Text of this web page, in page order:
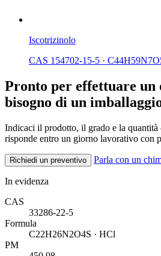
Iscotrizinolo
CAS 154702-15-5 ·
Pronto per effettuare un
bisogno di un
Indicaci il prodotto, il grado e la
risponde entro un giorno lavorativo con
Richiedi un preventivo Parla con un
In evidenza
CAS
33286-22-5
Formula
C22H26N2O4S · HCl
PM